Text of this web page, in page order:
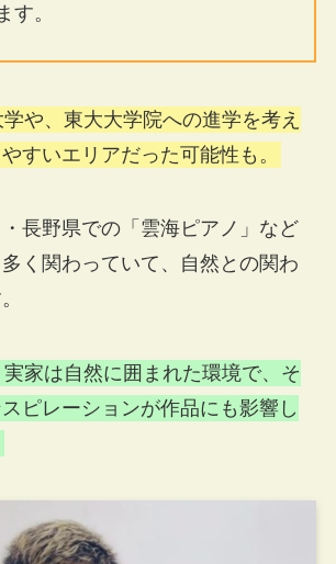
す。
や、東大大学院への進学を考え
すいエリアだった可能性も。
長野県での「雲海ピアノ」など
く関わっていて、自然との関わ
家は自然に囲まれた環境で、そ
ピレーションが作品にも影響し